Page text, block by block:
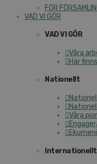
FÖR
VAD VI GÖR
VAD VI GÖR
Våra
Här
Nationellt
Våra
Internationellt